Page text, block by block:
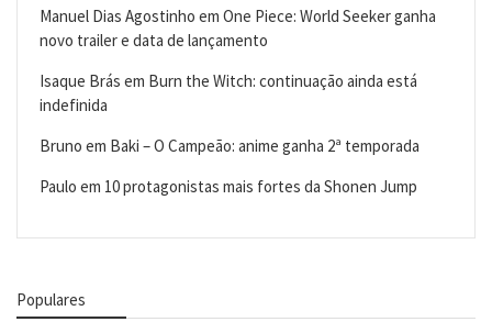
Manuel Dias Agostinho em One Piece: World Seeker ganha
novo trailer e data de lançamento
Isaque Brás em Burn the Witch: continuação ainda está
indefinida
Bruno em Baki – O Campeão: anime ganha 2ª temporada
Paulo em 10 protagonistas mais fortes da Shonen Jump
Populares